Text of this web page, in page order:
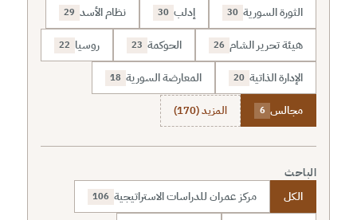
الثورة السورية 30 إدلب 30 نظام الأسد 29
هيئة تحرير الشام 26 الحوكمة 23 روسيا 22
الإدارة الذاتية 20 المعارضة السورية 18
مجالس 6 المزيد (170)
الباحث
الكل مركز عمران للدراسات الاستراتيجية 106